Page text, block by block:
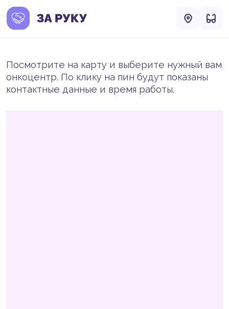
Посмотрите на карту и выберите нужный вам
онкоцентр. По клику на пин будут показаны
контактные данные и время работы.